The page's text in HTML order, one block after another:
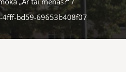
4fff-bd59-69653b408f07